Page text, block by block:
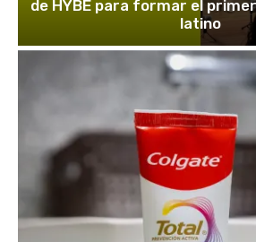
de HYBE para formar el
latino